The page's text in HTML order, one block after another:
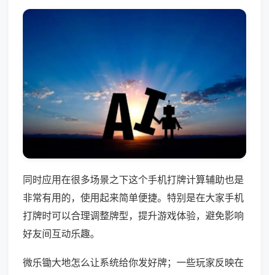
同时应用在很多场景之下这个手机打牌计算辅助也是
非常有用的，使用起来简单便捷。特别是在大家手机
打牌时可以合理调整牌型，提升游戏体验，避免影响
好友间互动乐趣。
微乐锄大地怎么让系统给你发好牌；一些玩家反映在